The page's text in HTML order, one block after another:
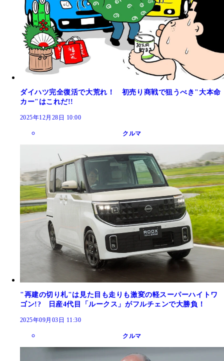
ダイハツ完全復活で大荒れ！ 初売り商戦で狙うべき"大本命
カー"はこれだ!!
2025年12月28日 10:00
クルマ
"再建の切り札"は見た目も走りも激変の軽スーパーハイトワ
ゴン!? 日産4代目「ルークス」がフルチェンで大勝負！
2025年09月03日 11:30
クルマ